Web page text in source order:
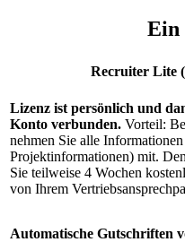
Ein
Recruiter Lite
Lizenz ist persönlich und
Konto verbunden. Vorteil:
nehmen Sie alle
Projektinformationen) mit.
Sie teilweise 4 Wochen
von Ihrem
Automatische Gutschriften